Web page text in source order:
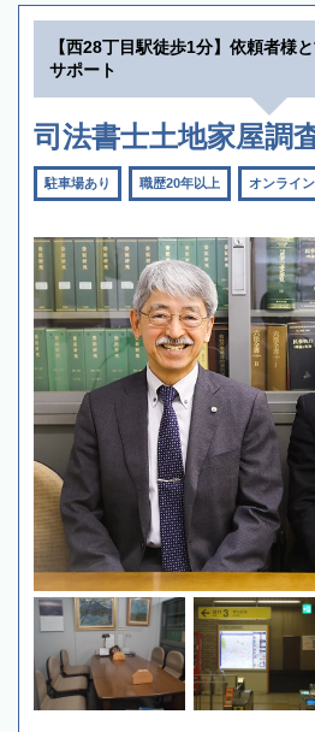
【西28丁目駅徒歩1分】依頼者様
サポート
司法書士土地家屋調
駐車場あり 職歴20年以上 オンライ